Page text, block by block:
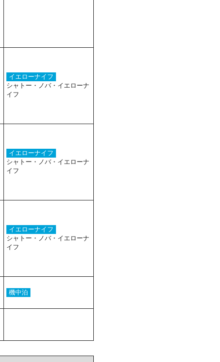
イエローナイフ
シャトー・ノバ・イエローナ
イフ
イエローナイフ
シャトー・ノバ・イエローナ
イフ
イエローナイフ
シャトー・ノバ・イエローナ
イフ
機中泊